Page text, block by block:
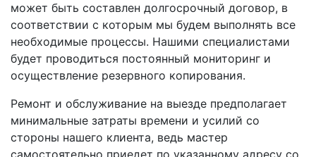
может быть составлен долгосрочный договор, в
соответствии с которым мы будем выполнять все
необходимые процессы. Нашими специалистами
будет проводиться постоянный мониторинг и
осуществление резервного копирования.
Ремонт и обслуживание на выезде предполагает
минимальные затраты времени и усилий со
стороны нашего клиента, ведь мастер